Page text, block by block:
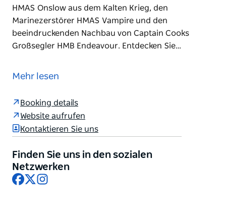
HMAS Onslow aus dem Kalten Krieg, den
Marinezerstörer HMAS Vampire und den
beeindruckenden Nachbau von Captain Cooks
Großsegler HMB Endeavour. Entdecken Sie…
ist das Maritime Museum eine einzigartige Indoor-
Das Museum verfügt über eine der größten und
vielfältigsten Unterwasserflotten der Welt, darunter
das U-Boot HMAS Onslow aus dem Kalten Krieg, den
Marinezerstörer HMAS Vampire und den
beeindruckenden Nachbau von Captain Cooks
Großsegler HMB Endeavour. Entdecken Sie die
Mehr lesen
Booking details
Website aufrufen
Kontaktieren Sie uns
Finden Sie uns in den sozialen
Netzwerken
Facebook
X